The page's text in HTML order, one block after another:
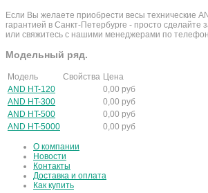
Если Вы желаете приобрести весы технические
гарантией в Санкт-Петербурге - просто сделайте
или свяжитесь с нашими менеджерами по
Модельный ряд.
Модель Свойства Цена
AND HT-120
0,00 руб
AND HT-300
0,00 руб
AND HT-500
0,00 руб
AND HT-5000
0,00 руб
О компании
Новости
Контакты
Доставка и оплата
Как купить